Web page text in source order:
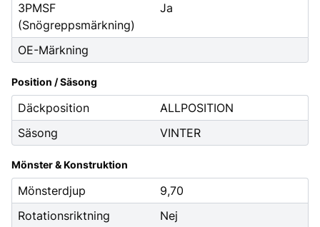
3PMSF
(Snögreppsmärkning)
Ja
OE-Märkning
Position / Säsong
Däckposition
ALLPOSITION
Säsong
VINTER
Mönster & Konstruktion
Mönsterdjup
9,70
Rotationsriktning
Nej